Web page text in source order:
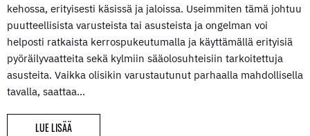
kehossa, erityisesti käsissä ja jaloissa. Useimmiten tämä johtuu
puutteellisista varusteista tai asusteista ja ongelman voi
helposti ratkaista kerrospukeutumalla ja käyttämällä erityisiä
pyöräilyvaatteita sekä kylmiin sääolosuhteisiin tarkoitettuja
asusteita. Vaikka olisikin varustautunut parhaalla mahdollisella
tavalla, saattaa…
LUE LISÄÄ